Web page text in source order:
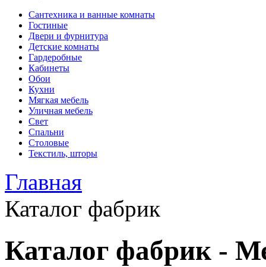
Сантехника и ванные комнаты
Гостиные
Двери и фурнитура
Детские комнаты
Гардеробные
Кабинеты
Обои
Кухни
Мягкая мебель
Уличная мебель
Свет
Спальни
Столовые
Текстиль, шторы
Главная
Каталог фабрик
Каталог фабрик -